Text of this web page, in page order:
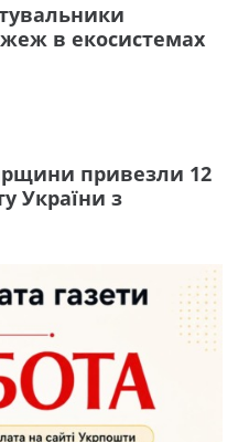
в екосистемах
привезли 12
України з